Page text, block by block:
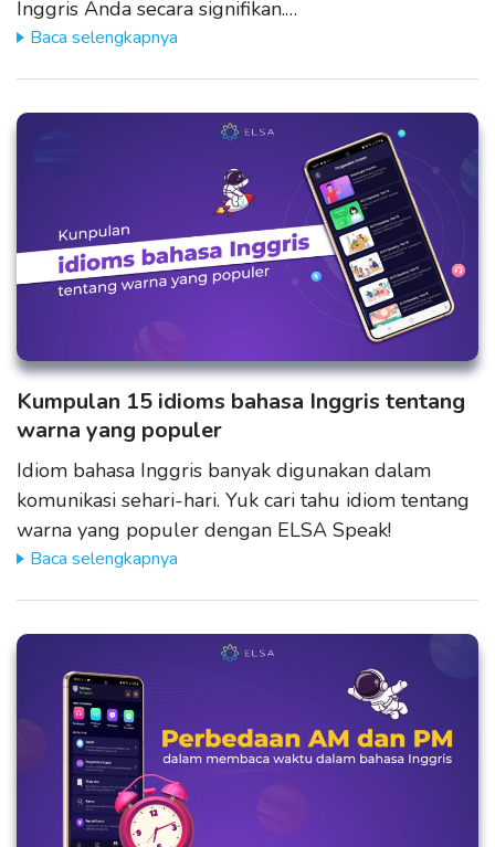
Inggris Anda secara signifikan.…
Baca selengkapnya
Kumpulan 15 idioms bahasa Inggris tentang
warna yang populer
Idiom bahasa Inggris banyak digunakan dalam
komunikasi sehari-hari. Yuk cari tahu idiom tentang
warna yang populer dengan ELSA Speak!
Baca selengkapnya